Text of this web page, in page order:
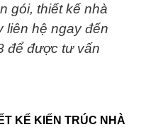
gói, thiết kế nhà
liên hệ ngay đến
để được tư vấn
KẾ KIẾN TRÚC NHÀ